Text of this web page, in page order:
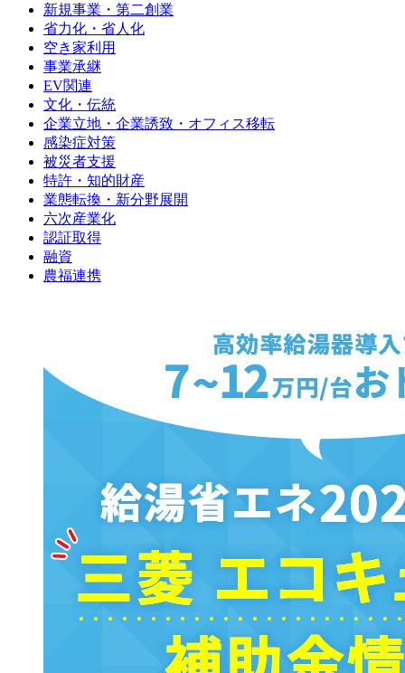
新規事業・第二創業
省力化・省人化
空き家利用
事業承継
EV関連
文化・伝統
企業立地・企業誘致・オフィス移転
感染症対策
被災者支援
特許・知的財産
業態転換・新分野展開
六次産業化
認証取得
融資
農福連携